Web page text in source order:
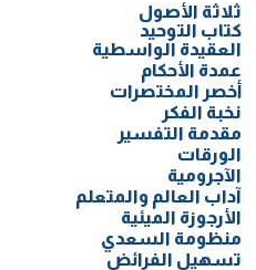
ثلاثة الأصول
كتاب التوحيد
العقيدة الواسطية
عمدة الأحكام
أخصر المختصرات
نخبة الفكر
مقدمة التفسير
الورقات
الآجرومية
آداب العالم والمتعلم
الأرجوزة الميئية
منظومة السعدي
تسهيل الفرائض